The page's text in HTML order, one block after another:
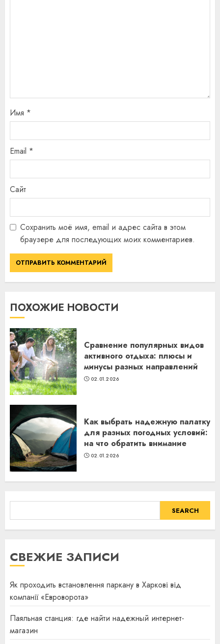
Имя *
Email *
Сайт
Сохранить моё имя, email и адрес сайта в этом
браузере для последующих моих комментариев.
ПОХОЖИЕ НОВОСТИ
Сравнение популярных видов
активного отдыха: плюсы и
минусы разных направлений
02.01.2026
Как выбрать надежную палатку
для разных погодных условий:
на что обратить внимание
02.01.2026
SEARCH
СВЕЖИЕ ЗАПИСИ
Як проходить встановлення паркану в Харкові від
компанії «Евроворота»
Паяльная станция: где найти надежный интернет-
магазин